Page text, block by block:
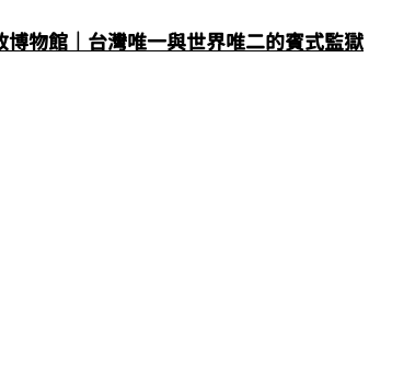
博物館｜台灣唯一與世界唯二的賓式監獄